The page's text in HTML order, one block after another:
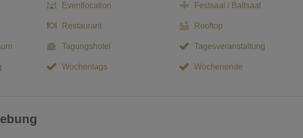
Innenstadt entfernt. Bis zum Kurpark und den Gradierwerken sind es nur schlappe 300
Eventlocation Festsaal / Ballsaal
Restaurant Rooftop
Tagungshotel Tagesveranstaltung
Wochentags Wochenende